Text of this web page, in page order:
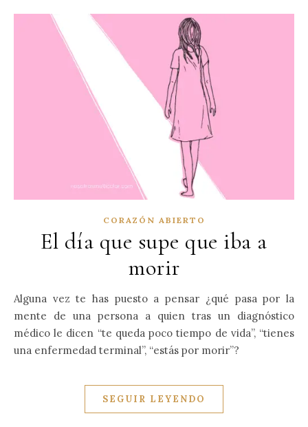
CORAZÓN ABIERTO
El día que supe que iba a
morir
Alguna vez te has puesto a pensar ¿qué pasa por la
mente de una persona a quien tras un diagnóstico
médico le dicen “te queda poco tiempo de vida”, “tienes
una enfermedad terminal”, “estás por morir”?
SEGUIR LEYENDO